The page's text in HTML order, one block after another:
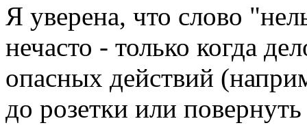
Я уверена, что слово
нечасто - только когда
опасных действий
до розетки или